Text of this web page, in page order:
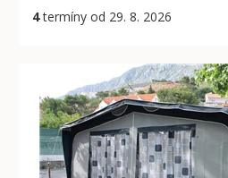
4termíny od 29. 8. 2026